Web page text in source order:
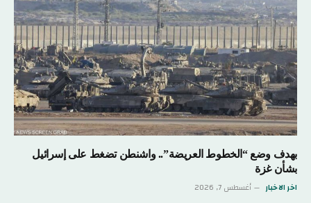
بهدف وضع “الخطوط العريضة”.. واشنطن تضغط على إسرائيل
بشأن غزة
اخر الاخبار أغسطس 7, 2026